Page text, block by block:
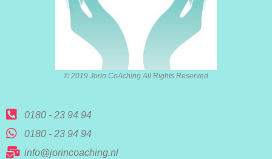
© 2019 Jorin CoAching All Rights Reserved
0180 - 23 94 94
0180 - 23 94 94
info@jorincoaching.nl